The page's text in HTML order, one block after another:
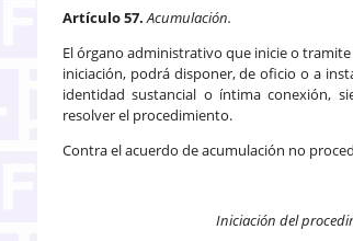
Artículo 57. Acumulación.
El órgano administrativo que inicie o
iniciación, podrá disponer, de oficio o a
identidad sustancial o íntima conexión,
resolver el procedimiento.
Contra el acuerdo de acumulación no
Iniciación del